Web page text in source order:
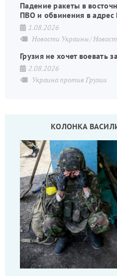
Падение ракеты в
ПВО и обвинения в адрес
1.08.2026
Новости Украины
Грузия не хочет воевать
2.08.2026
Украина против Грузии
КОЛОНКА